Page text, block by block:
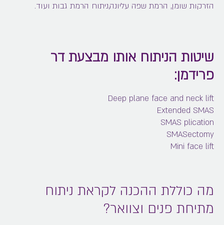
הזרקות שומן, הרמת שפה עליונה,ניתוח הרמת גבות ועוד.
שיטות הניתוח אותו מבצעת דר
פרידמן:
Deep plane face and neck lift
Extended SMAS
SMAS plication
SMASectomy
Mini face lift
מה כוללת ההכנה לקראת ניתוח
מתיחת פנים וצוואר?